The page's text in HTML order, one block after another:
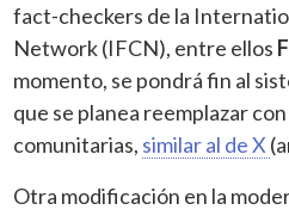
fact-checkers de la
Network (IFCN), entre ellos
momento, se pondrá fin al
que se planea reemplazar
comunitarias, similar al de X
Otra modificación en la